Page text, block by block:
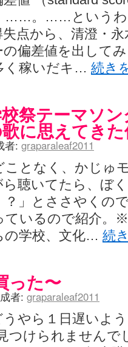
……。……というわ
点から、清澄・
偏差値を出して
く稼いだキ… 続き
祭テーマソ
歌に思えてき
者: graparaleaf2011
ことなく、かじゅ
ら聴いてたら、ぼ
」とささやくの
ているので紹介。
の学校、文化… 続
った〜
者: graparaleaf2011
やら１日遅いよ
つけられませんで